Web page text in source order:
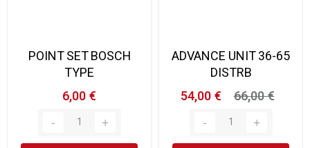
POINT SET BOSCH
TYPE
6,00 €
ADVANCE UNIT 36-65
DISTRB
54,00 €
66,00 €